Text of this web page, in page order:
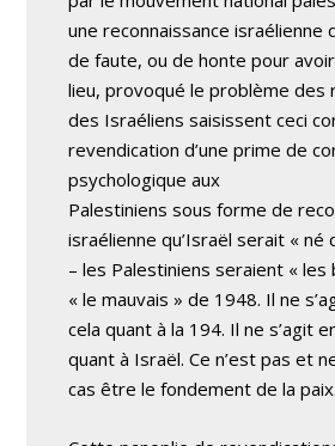
une reconnaissance israélienne
de faute, ou de honte pour
lieu, provoqué le problème des
des Israéliens saisissent ceci
revendication d’une prime de
psychologique aux
Palestiniens sous forme de
israélienne qu’Israël serait « né
– les Palestiniens seraient « les
« le mauvais » de 1948. Il ne
cela quant à la 194. Il ne s’agit
quant à Israël. Ce n’est pas et
cas être le fondement de la paix.